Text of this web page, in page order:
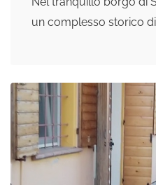
un complesso storico